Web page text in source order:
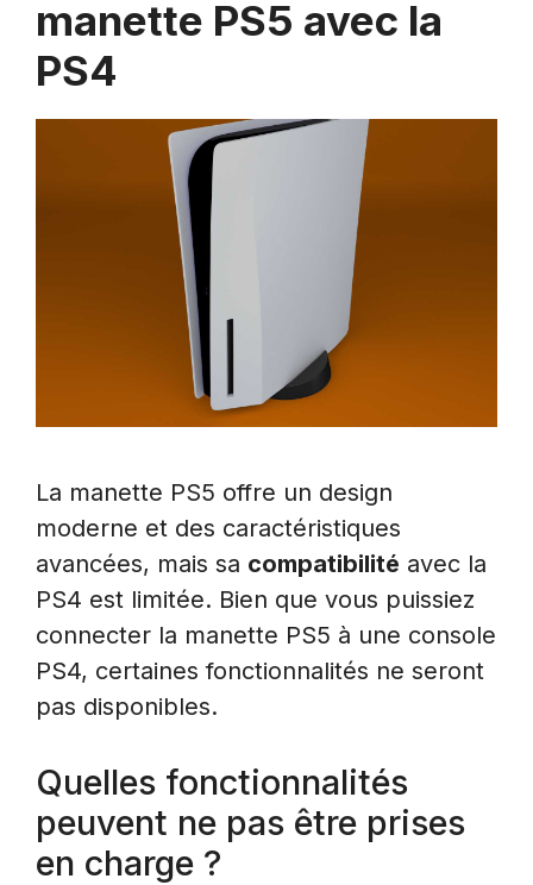
manette PS5 avec la
PS4
La manette PS5 offre un design
moderne et des caractéristiques
avancées, mais sa compatibilité avec la
PS4 est limitée. Bien que vous puissiez
connecter la manette PS5 à une console
PS4, certaines fonctionnalités ne seront
pas disponibles.
Quelles fonctionnalités
peuvent ne pas être prises
en charge ?